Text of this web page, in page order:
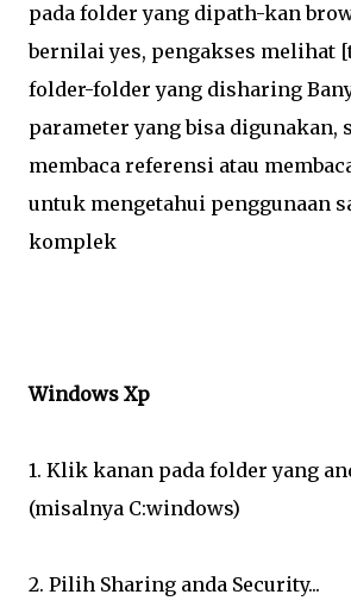
pada folder yang dipath-kan
bernilai yes, pengakses melihat
folder-folder yang disharing
parameter yang bisa digunakan,
membaca referensi atau
untuk mengetahui penggunaan
komplek
Windows Xp
1. Klik kanan pada folder yang
(misalnya C:windows)
2. Pilih Sharing anda Security...